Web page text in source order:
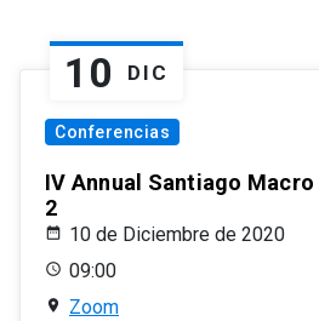
10 DIC
Conferencias
IV Annual Santiago
2
10 de Diciembre de 2020
09:00
Zoom